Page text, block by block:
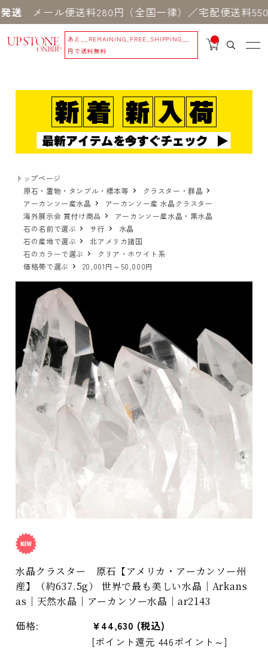
ール便送料280円（全国一律）／宅配便送料550円
あと
__REMAINING_FREE_SHIPPING__
円で送料無料
__
IT
_
トップページ
原石・置物・タンブル・標本等
クラスター・群晶
アーカンソー産水晶
アーカンソー産 水晶クラスター
海外展示会 買付け商品
アーカンソー産水晶・黒水晶
石の名前で選ぶ
サ行
水晶
石の産地で選ぶ
北アメリカ諸国
石のカラーで選ぶ
クリア・ホワイト系
価格帯で選ぶ
20,001円～50,000円
水晶クラスター 原石【アメリカ・アーカンソー州
産】（約637.5g） 世界で最も美しい水晶｜Arkans
as｜天然水晶｜アーカンソー水晶｜ar2143
価格: ¥44,630 (税込)
[ポイント還元 446ポイント～]